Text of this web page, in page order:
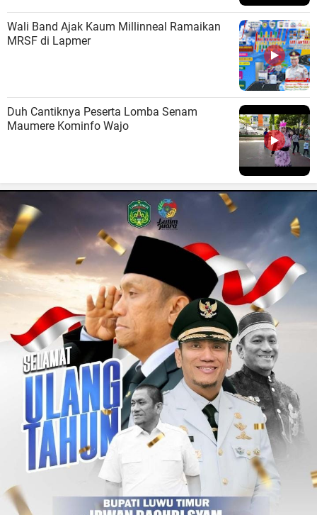
Wali Band Ajak Kaum Millinneal Ramaikan
MRSF di Lapmer
Duh Cantiknya Peserta Lomba Senam
Maumere Kominfo Wajo